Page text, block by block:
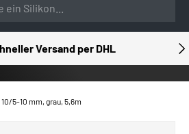
Versand per DHL
5-10 mm, grau, 5,6m